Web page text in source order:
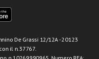
De Grassi 12/12A - 20123
il n.37767.